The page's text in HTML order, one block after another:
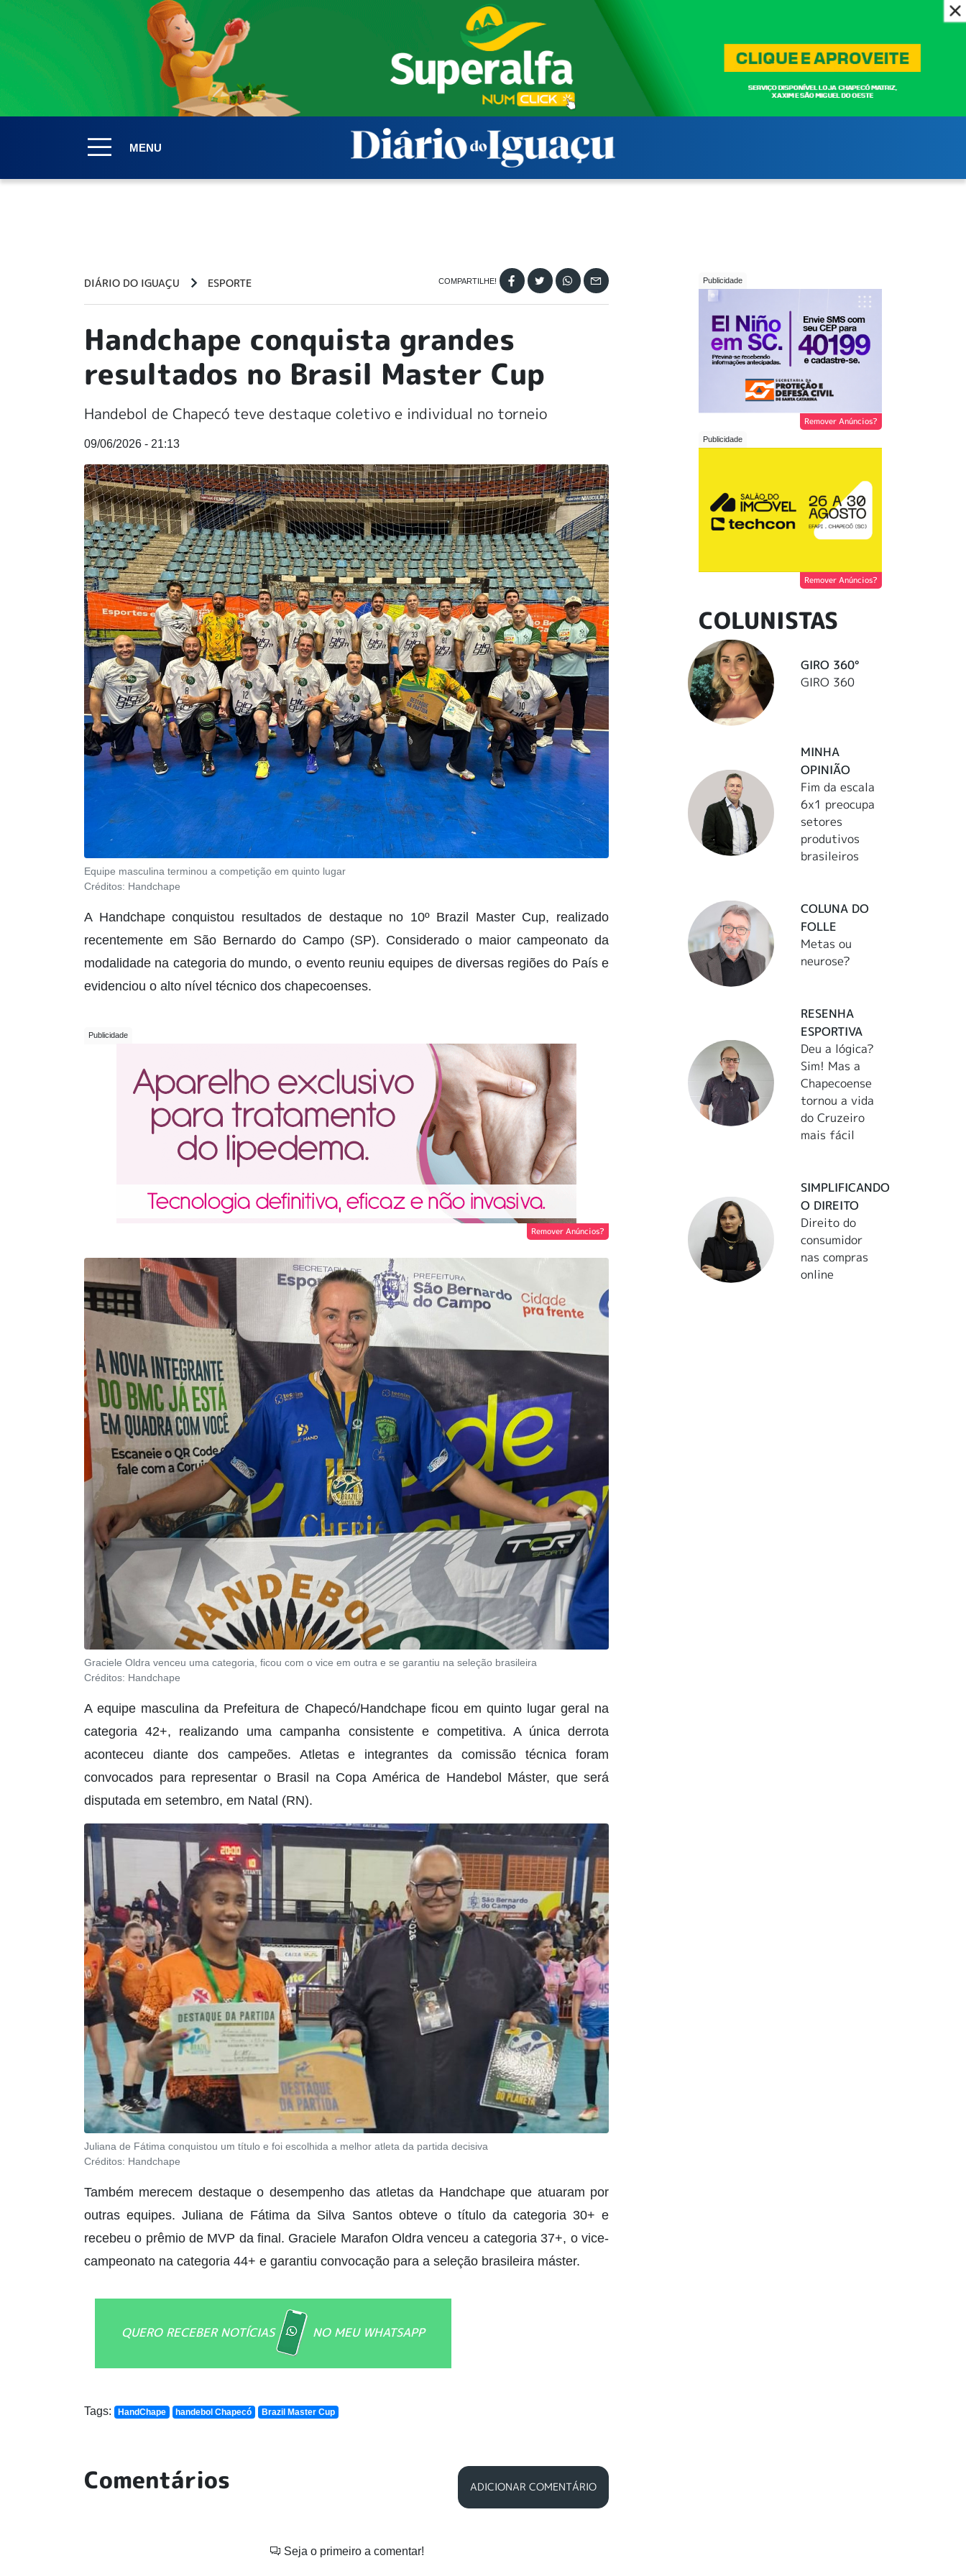
MENU
DIÁRIO DO IGUAÇU ESPORTE
Handchape conquista grandes
resultados no Brasil Master Cup
Handebol de Chapecó teve destaque coletivo e individual no torneio
09/06/2026 - 21:13
Equipe masculina terminou a competição em quinto lugar
Créditos: Handchape
A Handchape conquistou resultados de destaque no 10º Brazil Master Cup, realizado
recentemente em São Bernardo do Campo (SP). Considerado o maior campeonato da
modalidade na categoria do mundo, o evento reuniu equipes de diversas regiões do País e
evidenciou o alto nível técnico dos chapecoenses.
Remover Anúncios?
Graciele Oldra venceu uma categoria, ficou com o vice em outra e se garantiu na seleção brasileira
Créditos: Handchape
A equipe masculina da Prefeitura de Chapecó/Handchape ficou em quinto lugar geral na
categoria 42+, realizando uma campanha consistente e competitiva. A única derrota
aconteceu diante dos campeões. Atletas e integrantes da comissão técnica foram
convocados para representar o Brasil na Copa América de Handebol Máster, que será
disputada em setembro, em Natal (RN).
Juliana de Fátima conquistou um título e foi escolhida a melhor atleta da partida decisiva
Créditos: Handchape
Também merecem destaque o desempenho das atletas da Handchape que atuaram por
outras equipes. Juliana de Fátima da Silva Santos obteve o título da categoria 30+ e
recebeu o prêmio de MVP da final. Graciele Marafon Oldra venceu a categoria 37+, o vice-
campeonato na categoria 44+ e garantiu convocação para a seleção brasileira máster.
QUERO RECEBER NOTÍCIAS NO MEU WHATSAPP
Tags: HandChape handebol Chapecó Brazil Master Cup
Comentários ADICIONAR COMENTÁRIO
Seja o primeiro a comentar!
Remover Anúncios?
Remover Anúncios?
COLUNISTAS
GIRO 360°
GIRO 360
MINHA
OPINIÃO
Fim da escala
6x1 preocupa
setores
produtivos
brasileiros
COLUNA DO
FOLLE
Metas ou
neurose?
RESENHA
ESPORTIVA
Deu a lógica?
Sim! Mas a
Chapecoense
tornou a vida
do Cruzeiro
mais fácil
SIMPLIFICANDO
O DIREITO
Direito do
consumidor
nas compras
online